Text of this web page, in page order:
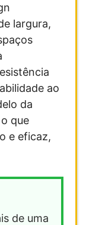
largura,
ao
da
que
e eficaz,
de uma